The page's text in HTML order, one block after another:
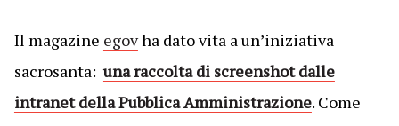
Il magazine egovha dato vita a un’iniziativa
sacrosanta:una raccolta di screenshot dalle
intranet della Pubblica Amministrazione. Come